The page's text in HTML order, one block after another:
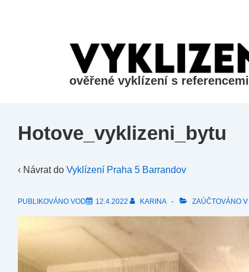
ověřené vyklízení s referencemi
Hotove_vyklizeni_bytu
‹ Návrat do Vyklízení Praha 5 Barrandov
PUBLIKOVÁNO VOD 12.4.2022 KARINA ZAÚČTOVÁNO V